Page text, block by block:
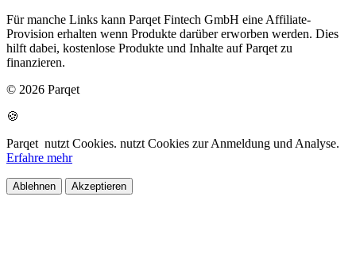
Für manche Links kann Parqet Fintech GmbH eine Affiliate-
Provision erhalten wenn Produkte darüber erworben werden. Dies
hilft dabei, kostenlose Produkte und Inhalte auf Parqet zu
finanzieren.
© 2026 Parqet
🍪
Parqet nutzt Cookies. nutzt Cookies zur Anmeldung und Analyse.
Erfahre mehr
Ablehnen Akzeptieren